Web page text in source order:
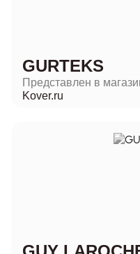
GURTEKS
Представлен в
Kover.ru